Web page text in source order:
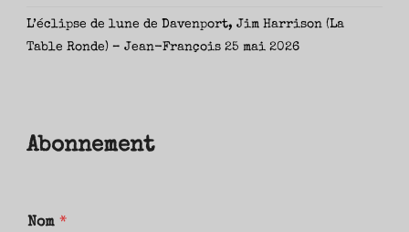
L’éclipse de lune de Davenport, Jim Harrison (La
Table Ronde) – Jean-François 25 mai 2026
Abonnement
Nom *